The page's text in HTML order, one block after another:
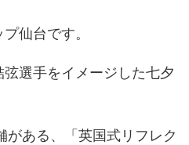
仙台です。
選手をイメージした七夕
ある、「英国式リフレク